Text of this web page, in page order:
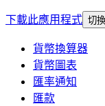
下載此應用程式 切
貨幣換算器
貨幣圖表
匯率通知
匯款